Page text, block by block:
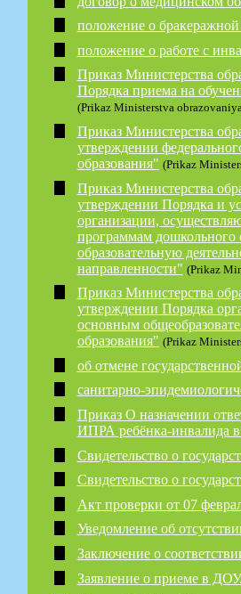
положение о
положение о работе с
Приказ Министерства
Порядка приема на
(Prikaz Ministerstva
Приказ Министерства
утверждении
образования" (Prikaz
Приказ Министерства
утверждении Порядка и
организации,
программам дошкольного
образовательную
направленности" (Prikaz
Приказ Министерства
утверждении Порядка
основным
образования" (Prikaz
об отмене
санитарно-
Приказ О назначении
ИПРА ребёнка-инвалида в
Свидетельство о
Свидетельство о
Акт проверки от 07
Уведомление об
Заключение о
Заявление о приеме в